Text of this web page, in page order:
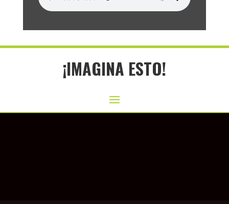
¡IMAGINA ESTO!